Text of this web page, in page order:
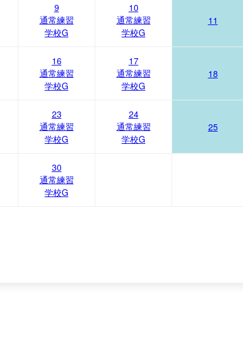
9
通常練習
学校G
10
通常練習
学校G
11
16
通常練習
学校G
17
通常練習
学校G
18
23
通常練習
学校G
24
通常練習
学校G
25
30
通常練習
学校G